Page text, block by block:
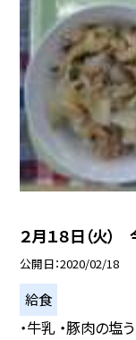
２月１８日（火
公開日 2020/02/18
給食
・牛乳 ・豚肉の塩